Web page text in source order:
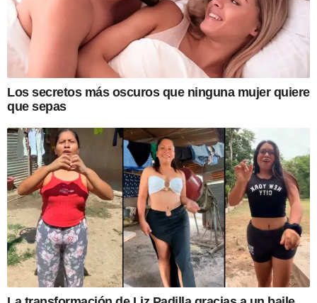
Los secretos más oscuros que ninguna mujer quiere
que sepas